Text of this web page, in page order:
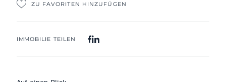
ZU FAVORITEN HINZUFÜGEN
IMMOBILIE TEILEN